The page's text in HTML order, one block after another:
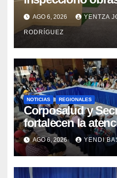
recuperación en
Integral Aragua
AGO 6, 2026 YENTZA
RODRÍGUEZ
NOTICIAS REGIONALES
Corposalud y
fortalecen la
municipios
AGO 6, 2026 YENDI